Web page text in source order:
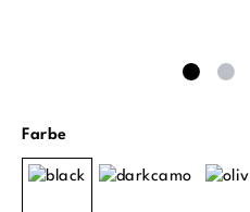
Farbeauswählen